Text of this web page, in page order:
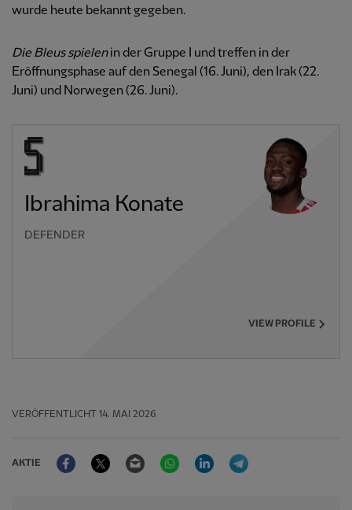
wurde heute bekannt gegeben.
Die Bleus spielenin der Gruppe I und treffen in der
Eröffnungsphase auf den Senegal (16. Juni), den Irak (22.
Juni) und Norwegen (26. Juni).
Ibrahima Konate
DEFENDER
VIEW PROFILE
VERÖFFENTLICHT 14. MAI 2026
AKTIE
FacebookTwitter Email WhatsAppLinkedIn